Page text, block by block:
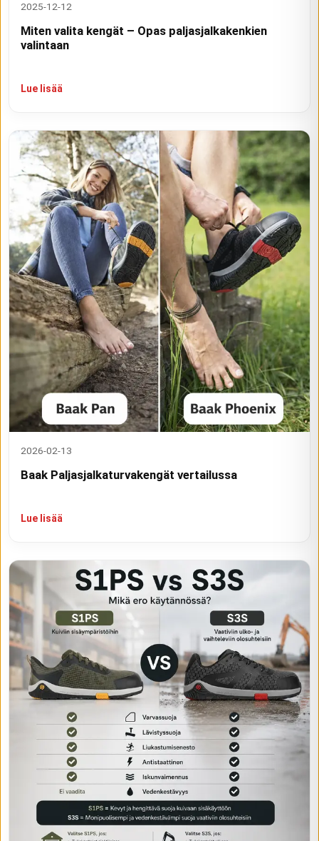
2025-12-12
Miten valita kengät – Opas paljasjalkakenkien
valintaan
Lue lisää
2026-02-13
Baak Paljasjalkaturvakengät vertailussa
Lue lisää